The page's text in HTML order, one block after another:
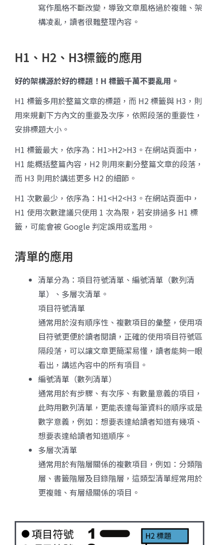
寫作風格不斷改變，導致文章風格過於複雜、架
構凌亂，讀者很難整理內容。
H1、H2、H3標籤的應用
好的架構源於好的標題！H 標籤千萬不要亂用。
H1 標籤多用於整篇文章的標題，而 H2 標籤與 H3，則
用來規劃下方內文的重要及次序，依照段落的重要性，
安排標題大小。
H1 標籤最大，依序為：H1>H2>H3。在網站頁面中，
H1 能概括整篇內容，H2 則用來劃分整篇文章的段落，
而 H3 則用於講述更多 H2 的細節。
H1 次數最少，依序為：H1<H2<H3。在網站頁面中，
H1 使用次數建議只使用 1 次為限，若安排過多 H1 標
籤，可能會被 Google 判定誤用或濫用。
清單的應用
清單分為：項目符號清單、編號清單（數列清
單）、多層次清單。
項目符號清單
通常用於沒有順序性、複數項目的彙整，使用項
目符號更便於讀者閱讀，正確的使用項目符號區
隔段落，可以讓文章更簡潔易懂，讀者能夠一眼
看出，講述內容中的所有項目。
編號清單（數列清單）
通常用於有步驟、有次序、有數量意義的項目，
此時用數列清單，更能表達每筆資料的順序或是
數字意義，例如：想要表達給讀者知道有幾項、
想要表達給讀者知道順序。
多層次清單
通常用於有階層關係的複數項目，例如：分類階
層、書籤階層及目錄階層，這類型清單經常用於
更複雜、有層級關係的項目。